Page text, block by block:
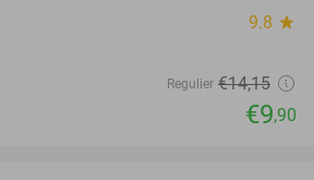
9.8 star
Regulier €14,15
€9,90